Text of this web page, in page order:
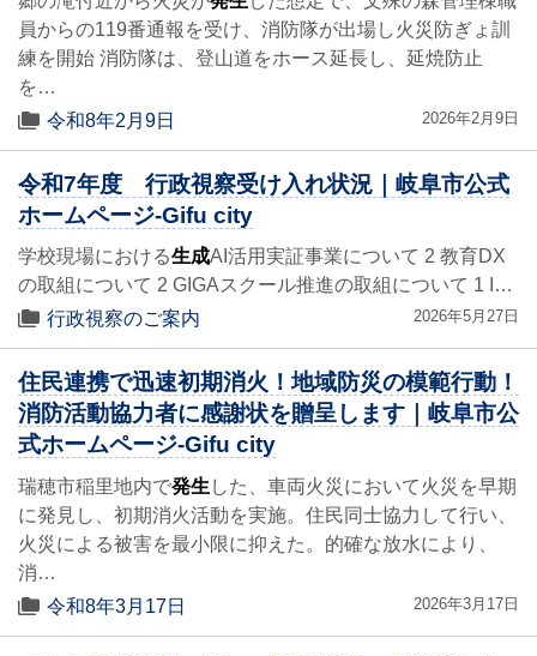
員からの119番通報を受け、消防隊が出場し火災防ぎょ訓
練を開始 消防隊は、登山道をホース延長し、延焼防止
を…
令和8年2月9日
2026年2月9日
令和7年度 行政視察受け入れ状況｜岐阜市公式
ホームページ-Gifu city
学校現場における生成AI活用実証事業について 2 教育DX
の取組について 2 GIGAスクール推進の取組について 1 I…
行政視察のご案内
2026年5月27日
住民連携で迅速初期消火！地域防災の模範行動！
消防活動協力者に感謝状を贈呈します｜岐阜市公
式ホームページ-Gifu city
瑞穂市稲里地内で発生 した、車両火災において火災を早期
に発見し、初期消火活動を実施。住民同士協力して行い、
火災による被害を最小限に抑えた。的確な放水により、
消…
令和8年3月17日
2026年3月17日